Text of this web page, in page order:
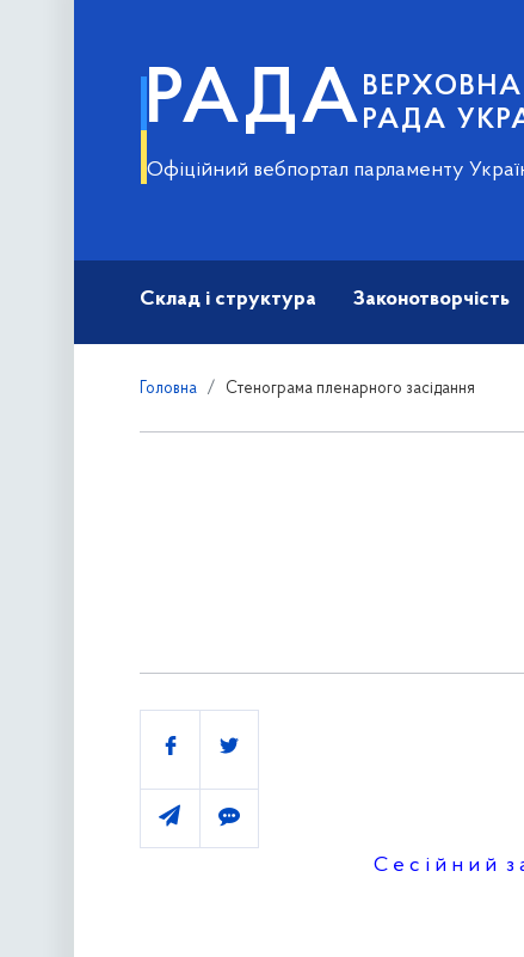
РАДА ВЕРХОВНА
РАДА
Офіційний вебпортал парламенту
Склад і структура Законотворчість
Головна Стенограма пленарного засідання
С е с і й н и й з
Поділитись